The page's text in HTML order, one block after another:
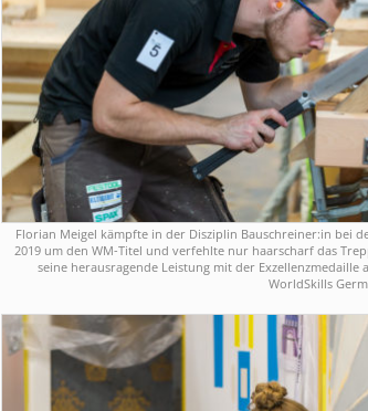
Florian Meigel kämpfte in der Disziplin Bauschreiner:in bei
2019 um den WM-Titel und verfehlte nur haarscharf das
seine herausragende Leistung mit der Exzellenzmedaille
WorldSkills